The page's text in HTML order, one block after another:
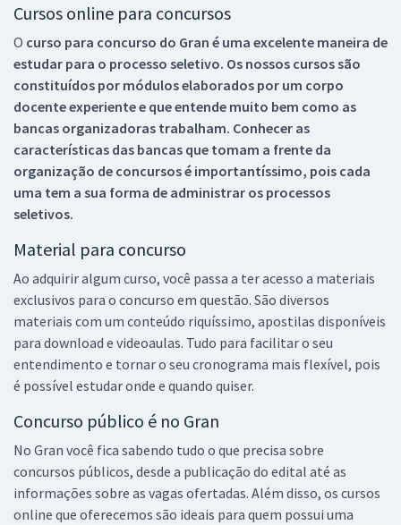
Cursos online para concursos
O curso para concurso do Gran é uma excelente maneira de
estudar para o processo seletivo. Os nossos cursos são
constituídos por módulos elaborados por um corpo
docente experiente e que entende muito bem como as
bancas organizadoras trabalham. Conhecer as
características das bancas que tomam a frente da
organização de concursos é importantíssimo, pois cada
uma tem a sua forma de administrar os processos
seletivos.
Material para concurso
Ao adquirir algum curso, você passa a ter acesso a materiais
exclusivos para o concurso em questão. São diversos
materiais com um conteúdo riquíssimo, apostilas disponíveis
para download e videoaulas. Tudo para facilitar o seu
entendimento e tornar o seu cronograma mais flexível, pois
é possível estudar onde e quando quiser.
Concurso público é no Gran
No Gran você fica sabendo tudo o que precisa sobre
concursos públicos, desde a publicação do edital até as
informações sobre as vagas ofertadas. Além disso, os cursos
online que oferecemos são ideais para quem possui uma